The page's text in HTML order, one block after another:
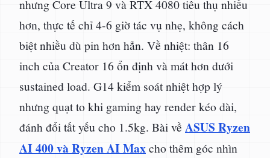
nhưng Core Ultra 9 và RTX 4080 tiêu thụ nhiều
hơn, thực tế chỉ 4-6 giờ tác vụ nhẹ, không cách
biệt nhiều dù pin hơn hẳn. Về nhiệt: thân 16
inch của Creator 16 ổn định và mát hơn dưới
sustained load. G14 kiểm soát nhiệt hợp lý
nhưng quạt to khi gaming hay render kéo dài,
đánh đổi tất yếu cho 1.5kg. Bài về ASUS Ryzen
AI 400 và Ryzen AI Maxcho thêm góc nhìn